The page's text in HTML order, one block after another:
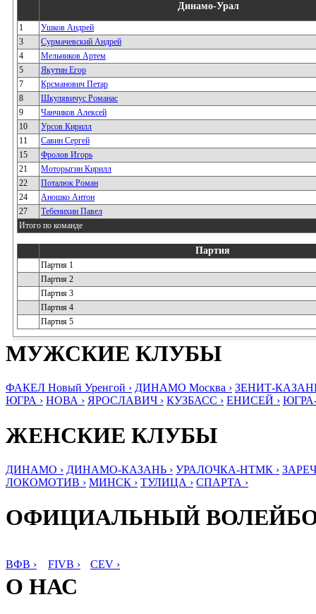
Динамо-Урал
1
Ушков Андрей
3
Сурмачевский Андрей
4
Мельников Артем
5
Якутин Егор
7
Крсманович Петар
8
Шкулявичус Романас
9
Чанчиков Алексей
10
Урсов Кирилл
11
Савин Сергей
15
Фролов Игорь
21
Моторыгин Кирилл
22
Поталюк Роман
24
Аношко Антон
27
Тебенихин Павел
Итого по команде
Партия
Партия 1
Партия 2
Партия 3
Партия 4
Партия 5
МУЖСКИЕ КЛУБЫ
ФАКЕЛ Новый Уренгой › ДИНАМО Москва › ЗЕНИТ-
ЮГРА › НОВА › ЯРОСЛАВИЧ › КУЗБАСС › ЕНИСЕЙ ›
ЖЕНСКИЕ КЛУБЫ
ДИНАМО › ДИНАМО-КАЗАНЬ › УРАЛОЧКА-НТМК ›
ЛОКОМОТИВ › МИНСК › ТУЛИЦА › СПАРТА ›
ОФИЦИАЛЬНЫЙ
ВФВ › FIVB › CEV ›
О НАС